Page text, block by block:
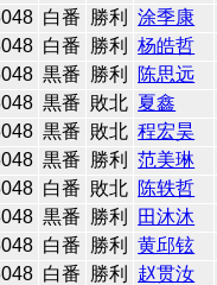
白番 勝利 涂季康
白番 勝利 杨皓哲
黒番 勝利 陈思远
黒番 敗北 夏鑫
黒番 敗北 程宏昊
黒番 勝利 范美琳
白番 敗北 陈轶哲
黒番 勝利 田沐沐
白番 勝利 黄邱铉
白番 勝利 赵贯汝